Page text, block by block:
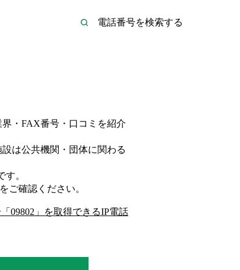
・FAX番号・口コミを紹介
設は公共機関・団体に関わる
す。
をご確認ください。
09802 」を取得できるIP電話